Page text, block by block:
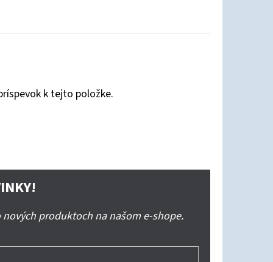
k tejto položke.
produktoch na našom e-shope.